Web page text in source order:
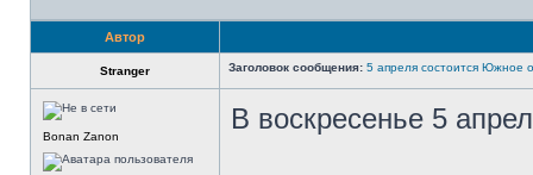
Автор
Stranger Заголовок сообщения: 5 апреля состоится Южное
Bonan Zanon
В воскресенье 5